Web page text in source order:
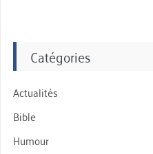
Catégories
Actualités
Bible
Humour